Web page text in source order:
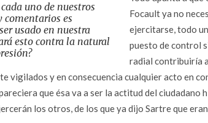
uno de nuestros
es
usado en nuestra
esto contra la natural
Focault ya no
ejercitarse, todo
puesto de control
radial contribuiría
vigilados y en consecuencia cualquier acto en
que ésa va a ser la actitud del
los otros, de los que ya dijo Sartre que